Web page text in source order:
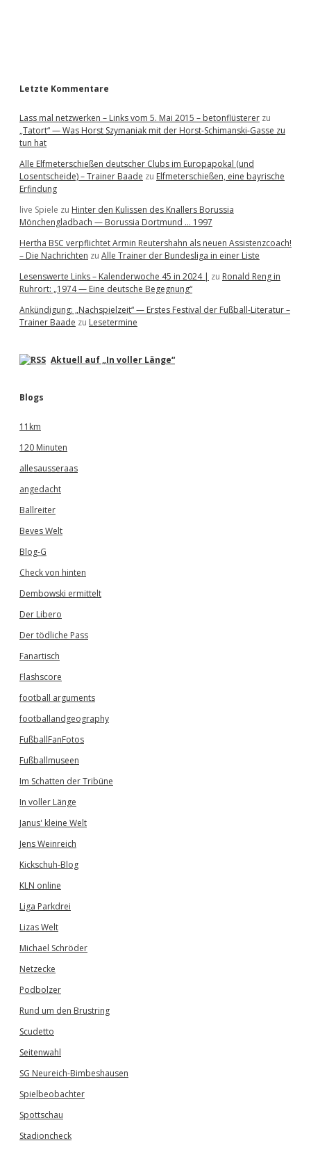
Letzte Kommentare
Lass mal netzwerken – Links vom 5. Mai 2015 – betonflüsterer zu
„Tatort“ — Was Horst Szymaniak mit der Horst-Schimanski-Gasse zu
tun hat
Alle Elfmeterschießen deutscher Clubs im Europapokal (und
Losentscheide) – Trainer Baade zu Elfmeterschießen, eine bayrische
Erfindung
live Spiele zu Hinter den Kulissen des Knallers Borussia
Mönchengladbach — Borussia Dortmund … 1997
Hertha BSC verpflichtet Armin Reutershahn als neuen Assistenzcoach!
– Die Nachrichten zu Alle Trainer der Bundesliga in einer Liste
Lesenswerte Links – Kalenderwoche 45 in 2024 | zu Ronald Reng in
Ruhrort: „1974 — Eine deutsche Begegnung“
Ankündigung: „Nachspielzeit“ — Erstes Festival der Fußball-Literatur –
Trainer Baade zu Lesetermine
Aktuell auf „In voller Länge“
Blogs
11km
120 Minuten
allesausseraas
angedacht
Ballreiter
Beves Welt
Blog-G
Check von hinten
Dembowski ermittelt
Der Libero
Der tödliche Pass
Fanartisch
Flashscore
football arguments
footballandgeography
FußballFanFotos
Fußballmuseen
Im Schatten der Tribüne
In voller Länge
Janus' kleine Welt
Jens Weinreich
Kickschuh-Blog
KLN online
Liga Parkdrei
Lizas Welt
Michael Schröder
Netzecke
Podbolzer
Rund um den Brustring
Scudetto
Seitenwahl
SG Neureich-Bimbeshausen
Spielbeobachter
Spottschau
Stadioncheck